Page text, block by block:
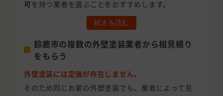
可 を持つ業者を選ぶことをおすすめします。
続きを読む
鈴鹿市の複数の外壁塗装業者から相見積り
をもらう
外壁塗装には定価が存在しません。
そのため同じお家の外壁塗装でも、業者によって見